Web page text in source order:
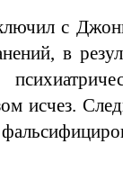
с
в
исчез.